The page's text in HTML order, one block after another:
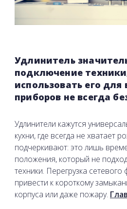
Удлинитель
подключение
использовать его для
приборов не всегда
Удлинители кажутся
кухни, где всегда не хватает
подчеркивают: это лишь
положения, который не
техники. Перегрузка
привести к короткому
корпуса или даже пожару.